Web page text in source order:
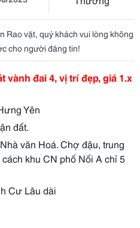
Rao vặt, quý khách vui lòng không
cho người đăng tin!
vành đai 4, vị trí đẹp, giá 1.x
Yên
đất.
văn Hoá. Chợ đậu, trung
khu CN phố Nối A chỉ 5
Cư Lâu dài